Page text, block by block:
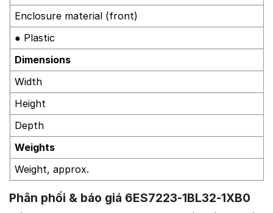
Enclosure material (front)
● Plastic
Dimensions
Width
Height
Depth
Weights
Weight, approx.
Phân phối & báo giá 6ES7223-1BL32-1XB0